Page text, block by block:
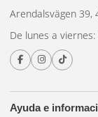
Ayuda e
Arendalsvägen 39,
De lunes a